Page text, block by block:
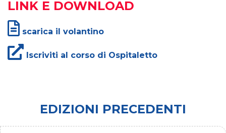
LINK E DOWNLOAD
scarica il volantino
Iscriviti al corso di Ospitaletto
EDIZIONI PRECEDENTI